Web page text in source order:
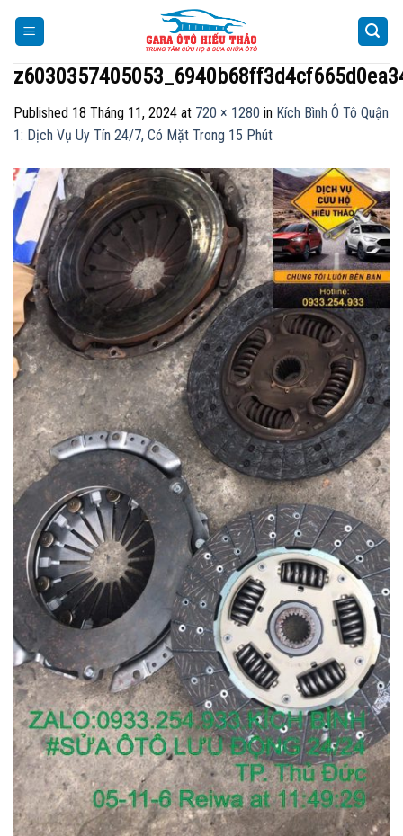
Published 18 Tháng 11, 2024 at 720 × 1280 in Kích Bình Ô Tô Quận
1: Dịch Vụ Uy Tín 24/7, Có Mặt Trong 15 Phút